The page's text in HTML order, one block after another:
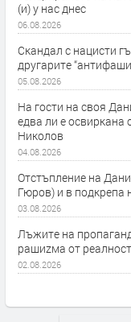
(и) у нас днес
06.08.2026
Скандал с нацисти
другарите
05.08.2026
На гости на своя
едва ли е освиркана
Николов
04.08.2026
Отстъпление на
Гюров) и в подкрепа
03.08.2026
Лъжите на
рашиzма от
02.08.2026